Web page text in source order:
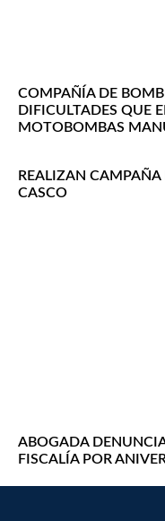
COMPAÑÍA DE
DIFICULTADES QUE
MOTOBOMBAS
REALIZAN CAMPAÑA
CASCO
ABOGADA
FISCALÍA POR